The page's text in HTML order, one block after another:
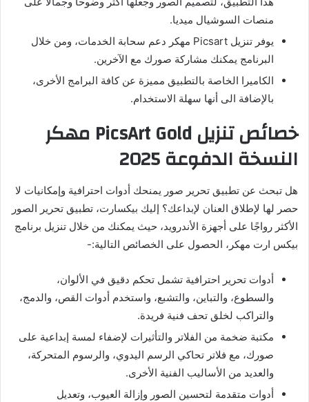
منصات السوشيال ميديا.
يوفر تنزيل Picsart مهكر
دعم سحابة الخدمات، ومن خلال
البرنامج يمكنك مشاركة صورك مع الآخرين.
الكاميرا الخاصة بالتطبيق مميزة عن كافة البرامج الأخرى،
بالإضافة الى أنها سهلة الاستخدام.
خصائص تنزيل PicsArt Gold مهكر
النسخة الدفوعة 2025
هل تبحث عن تطبيق تحرير صور يمنحك أدوات احترافية وإمكانيات لا
حصر لها لإطلاق العنان لإبداعك؟ إليك بيكسارت، تطبيق تحرير الصور
الأكثر رواجًا على أجهزة الأندرويد، حيث يمكنك من خلال تنزيل برنامج
بيكس ارت مهكر ، الحصول على الخصائص التالية:-
أدوات تحرير احترافية تشمل تحكم دقيق في الألوان،
والسطوع، والتباين، والتشبع، واستخدم أدوات القص، والدمج،
والتراكب لخلق تحف فنية فريدة.
مكتبة ضخمة من الفلاتر والتأثيرات لإضفاء لمسة إبداعية على
صورك، مع فلاتر تحاكي الرسم اليدوي، والرسوم المتحركة،
والعديد من الأساليب الفنية الأخرى.
أدوات متقدمة لتحسين الصور وإزالة العيوب، وتعديل